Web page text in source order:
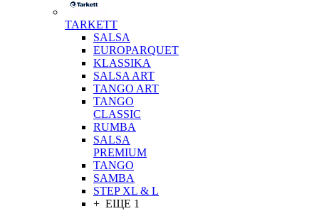
TARKETT
SALSA
EUROPARQUET
KLASSIKA
SALSA ART
TANGO ART
TANGO
CLASSIC
RUMBA
SALSA
PREMIUM
TANGO
SAMBA
STEP XL & L
+ ЕЩЕ 1